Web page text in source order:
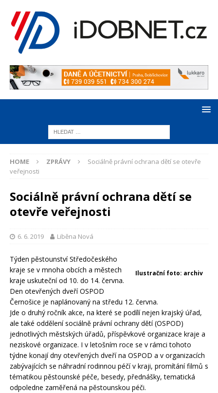
HOME ZPRÁVY
Sociálně právní ochrana dětí se otevře
veřejnosti
Sociálně právní ochrana dětí se
otevře veřejnosti
6. 6. 2019 Liběna Nová
Ilustrační foto: archiv
Týden pěstounství Středočeského
kraje se v mnoha obcích a městech
kraje uskuteční od 10. do 14. června.
Den otevřených dveří OSPOD
Černošice je naplánovaný na středu 12. června.
Jde o druhý ročník akce, na které se podílí nejen krajský úřad,
ale také oddělení sociálně právní ochrany dětí (OSPOD)
jednotlivých městských úřadů, příspěvkové organizace kraje a
neziskové organizace. I v letošním roce se v rámci tohoto
týdne konají dny otevřených dveří na OSPOD a v organizacích
zabývajících se náhradní rodinnou péčí v kraji, promítání filmů s
tématikou pěstounské péče, besedy, přednášky, tematická
odpoledne zaměřená na pěstounskou péči.